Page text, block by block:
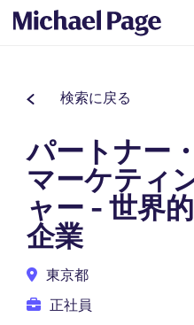
検索に戻る
パートナー
マーケティ
ャー - 世界
企業
東京都
正社員